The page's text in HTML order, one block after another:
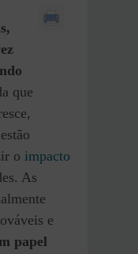
que
o impacto
As
e
papel